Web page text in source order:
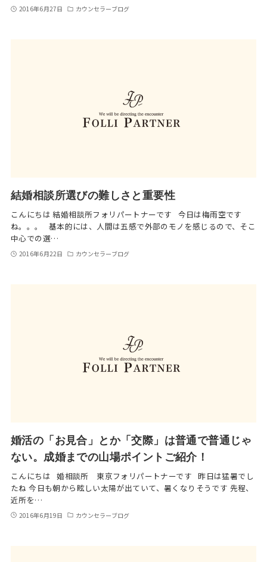
2016年6月27日 カウンセラーブログ
結婚相談所選びの難しさと重要性
こんにちは 結婚相談所フォリパートナーです 今日は梅雨空です
ね。。。 基本的には、人間は五感で外部のモノを感じるので、そこ
中心での選…
2016年6月22日 カウンセラーブログ
婚活の「お見合」とか「交際」は普通で普通じゃ
ない。成婚までの山場ポイントご紹介！
こんにちは 婚相談所 東京フォリパートナーです 昨日は猛暑でし
たね 今日も朝から眩しい太陽が出ていて、暑くなりそうです 先程、
近所を…
2016年6月19日 カウンセラーブログ